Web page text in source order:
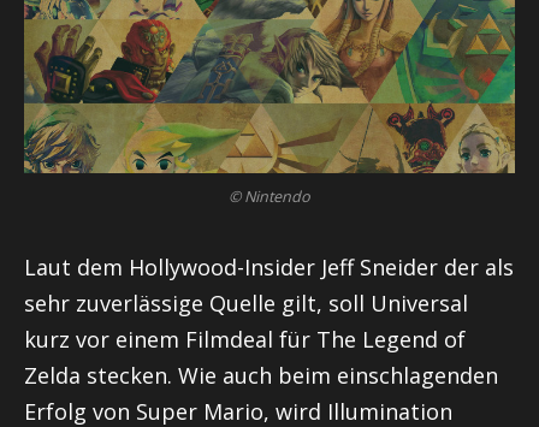
© Nintendo
Laut dem Hollywood-Insider Jeff Sneider der als
sehr zuverlässige Quelle gilt, soll Universal
kurz vor einem Filmdeal für The Legend of
Zelda stecken. Wie auch beim einschlagenden
Erfolg von Super Mario, wird Illumination